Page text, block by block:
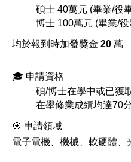
碩士 40萬元 (畢業/役
博士 100萬元 (畢業/
均於報到時加發獎金 20 萬
🎓 申請資格
碩/博士在學中或已獲
在學修業成績均達70
🎯 申請領域
電子電機、機械、軟硬體、